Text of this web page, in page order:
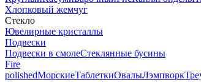
Хлопковый жемчуг
Стекло
Ювелирные кристаллы
Подвески
Подвески в смолеСтеклянные бусины
Fire
polishedМорскиеТаблеткиОвалыЛэмпворк